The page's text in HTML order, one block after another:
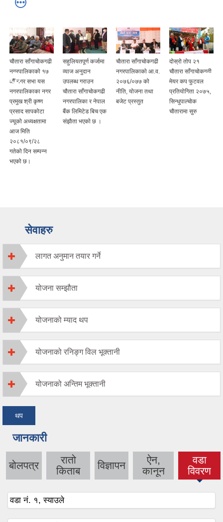
चौतारा साँगाचोकगढी
नगरपालिकाको १७
औँ नगर सभा यस
नगरपालिकाका नगर
प्रमुख श्री कृष्ण
प्रसाद सापकोटा
ज्यूको अध्यक्षतामा
आज मिति
२०८१/०९/२८
गतेको दिन सम्पन्न
भएको छ।
सहुलियतपूर्ण कर्जामा
व्याज अनुदान
उपलब्ध गराउन
चौतारा साँगाचोकगढी
नगरपालिका र नेपाल
बैंक लिमिटेड बिच एक
संझाैता भएकाे छ ।
चाैतारा साँगाचोकगढी
नगरपालिकाकाे आ.व.
२०७६/०७७ को
नीति, योजना तथा
बजेट प्रस्तुत
दोस्रो तोप २१
चौतारा साँगाचोकगढी
मेयर कप फुटवल
प्रतियोगिता २०७५,
सिन्धुपाल्चोक
चौतारामा सुरु
सेवाहरु
लागत अनुमान तयार गर्ने
योजना सम्झौता
योजनाको म्याद थप
योजनाको रनिङ्ग विल भूक्तानी
योजनाको अन्तिम भूक्तानी
थप
जानकारी
बोलपत्र
रातो
किताब
विज्ञापन
ऐन,
कानून
वडा
विवरण
(active
tab)
वडा नं. १, स्याउले